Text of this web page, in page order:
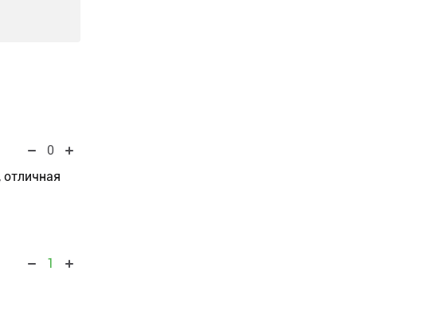
0
отличная
1